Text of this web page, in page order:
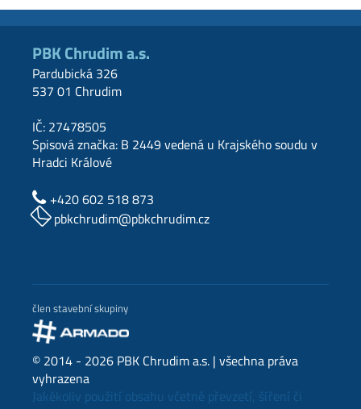
PBK Chrudim a.s.
Pardubická 326
537 01 Chrudim
IČ: 27478505
Spisová značka: B 2449 vedená u Krajského soudu v
Hradci Králové
+420 602 518 873
pbkchrudim@pbkchrudim.cz
člen stavební skupiny
© 2014 - 2026 PBK Chrudim a.s. | všechna práva
vyhrazena
Jakékoliv použití obsahu včetně převzetí, šíření či